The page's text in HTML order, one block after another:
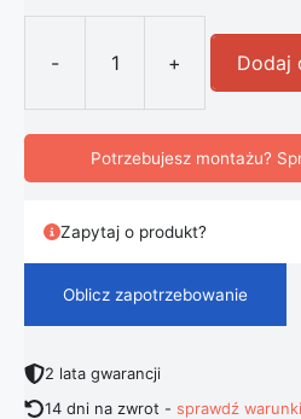
-
ilość
+ Dodaj
Potrzebujesz montażu?
Zapytaj o produkt?
Oblicz zapotrzebowanie
2 lata gwarancji
14 dni na zwrot -sprawdź warunki